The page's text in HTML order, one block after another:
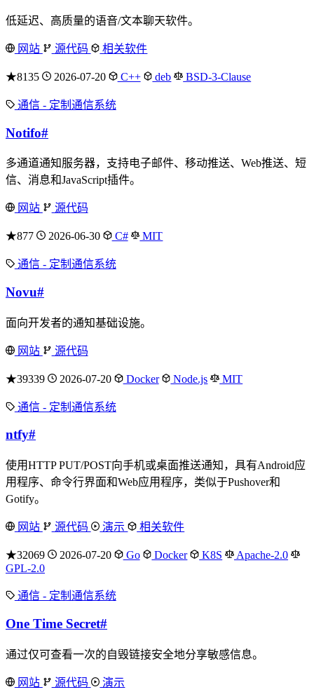
低延迟、高质量的语音/文本聊天软件。
网站 源代码 相关软件
★8135 2026-07-20 C++ deb BSD-3-Clause
通信 - 定制通信系统
Notifo#
多通道通知服务器，支持电子邮件、移动推送、Web推送、短
信、消息和JavaScript插件。
网站 源代码
★877 2026-06-30 C# MIT
通信 - 定制通信系统
Novu#
面向开发者的通知基础设施。
网站 源代码
★39339 2026-07-20 Docker Node.js MIT
通信 - 定制通信系统
ntfy#
使用HTTP PUT/POST向手机或桌面推送通知，具有Android应
用程序、命令行界面和Web应用程序，类似于Pushover和
Gotify。
网站 源代码 演示 相关软件
★32069 2026-07-20 Go Docker K8S
Apache-2.0
GPL-2.0
通信 - 定制通信系统
One Time Secret#
通过仅可查看一次的自毁链接安全地分享敏感信息。
网站 源代码 演示